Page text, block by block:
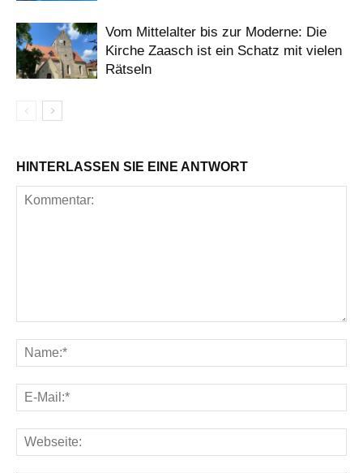
Vom Mittelalter bis zur Moderne: Die
Kirche Zaasch ist ein Schatz mit vielen
Rätseln
HINTERLASSEN SIE EINE ANTWORT